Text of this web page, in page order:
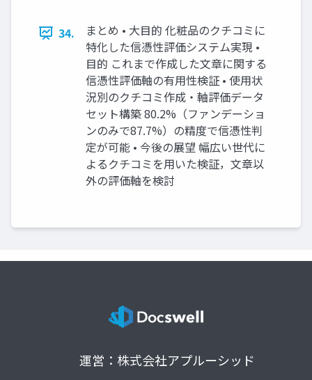
34.
まとめ • 大目的 化粧品のクチコミに
特化した信憑性評価システム実現 •
目的 これまで作成した文章に関する
信憑性評価軸の有用性検証 • 使用状
況別のクチコミ作成・軸評価データ
セット構築 80.2%（ファンデーショ
ンのみで87.7%）の精度で信憑性判
定が可能 • 今後の展望 幅広い世代に
よるクチコミを用いた検証，文章以
外の評価軸を検討
運営：株式会社アプルーシッド